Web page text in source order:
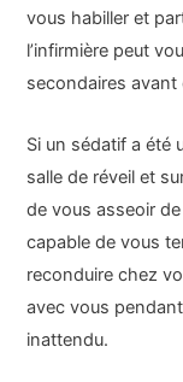
vous habiller et
l’infirmière peut
secondaires avant
Si un sédatif a été
salle de réveil et
de vous asseoir
capable de vous
reconduire chez
avec vous
inattendu.